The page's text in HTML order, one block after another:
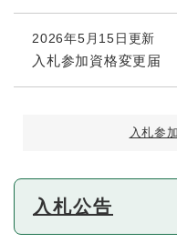
2026年5月15日更新
入札参加資格変更届
入札参
入札公告